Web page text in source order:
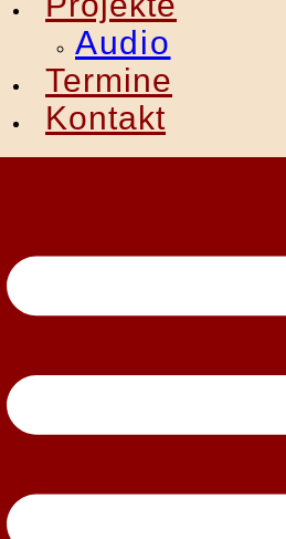
Audio
Termine
Kontakt